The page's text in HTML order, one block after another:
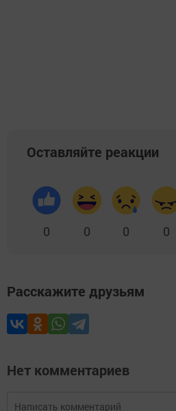
Оставляйте реакции
0 0 0 0
Расскажите друзьям
Нет комментариев